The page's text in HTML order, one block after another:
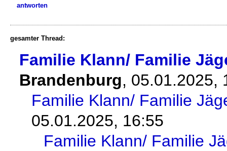
antworten
gesamter Thread:
Familie Klann/ Familie
Brandenburg, 05.01.2025,
Familie Klann/ Familie
05.01.2025, 16:55
Familie Klann/ Familie